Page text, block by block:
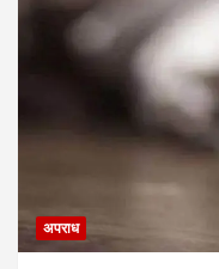
अपराध